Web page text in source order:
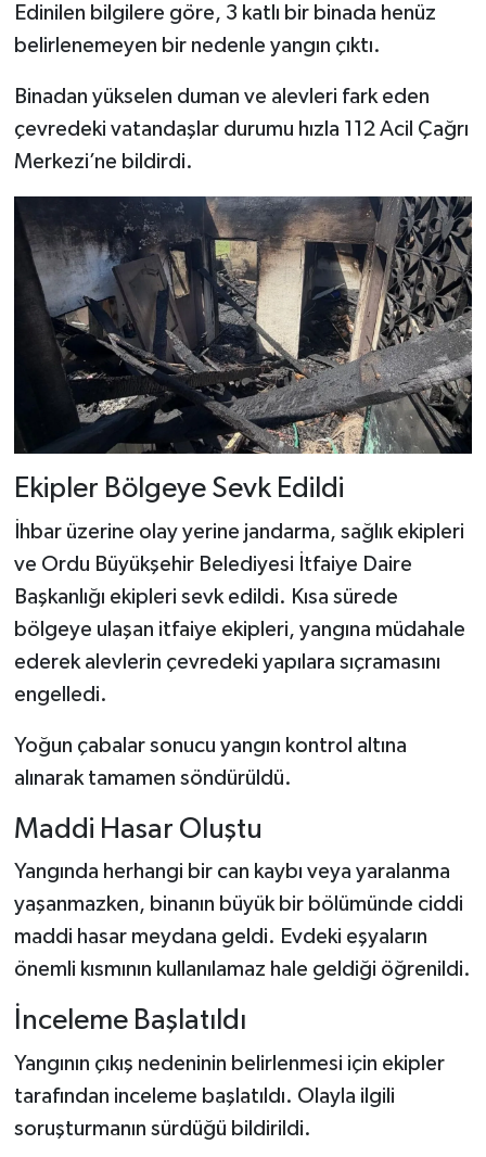
Edinilen bilgilere göre, 3 katlı bir binada henüz
belirlenemeyen bir nedenle yangın çıktı.
Binadan yükselen duman ve alevleri fark eden
çevredeki vatandaşlar durumu hızla 112 Acil Çağrı
Merkezi’ne bildirdi.
Ekipler Bölgeye Sevk Edildi
İhbar üzerine olay yerine jandarma, sağlık ekipleri
ve Ordu Büyükşehir Belediyesi İtfaiye Daire
Başkanlığı ekipleri sevk edildi. Kısa sürede
bölgeye ulaşan itfaiye ekipleri, yangına müdahale
ederek alevlerin çevredeki yapılara sıçramasını
engelledi.
Yoğun çabalar sonucu yangın kontrol altına
alınarak tamamen söndürüldü.
Maddi Hasar Oluştu
Yangında herhangi bir can kaybı veya yaralanma
yaşanmazken, binanın büyük bir bölümünde ciddi
maddi hasar meydana geldi. Evdeki eşyaların
önemli kısmının kullanılamaz hale geldiği öğrenildi.
İnceleme Başlatıldı
Yangının çıkış nedeninin belirlenmesi için ekipler
tarafından inceleme başlatıldı. Olayla ilgili
soruşturmanın sürdüğü bildirildi.
Ulusal Haberler
Teknoloji Haberleri
Siyaset Haberleri
Dünya Haberleri
Yerel Haberler
Haber Arşivi